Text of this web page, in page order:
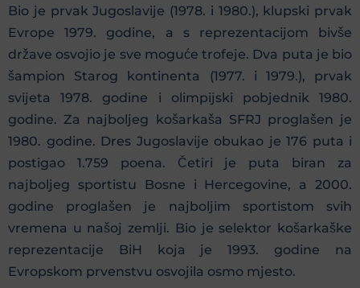
Bio je prvak Jugoslavije (1978. i 1980.), klupski prvak
Evrope 1979. godine, a s reprezentacijom bivše
države osvojio je sve moguće trofeje. Dva puta je bio
šampion Starog kontinenta (1977. i 1979.), prvak
svijeta 1978. godine i olimpijski pobjednik 1980.
godine. Za najboljeg košarkaša SFRJ proglašen je
1980. godine. Dres Jugoslavije obukao je 176 puta i
postigao 1.759 poena. Četiri je puta biran za
najboljeg sportistu Bosne i Hercegovine, a 2000.
godine proglašen je najboljim sportistom svih
vremena u našoj zemlji. Bio je selektor košarkaške
reprezentacije BiH koja je 1993. godine na
Evropskom prvenstvu osvojila osmo mjesto.